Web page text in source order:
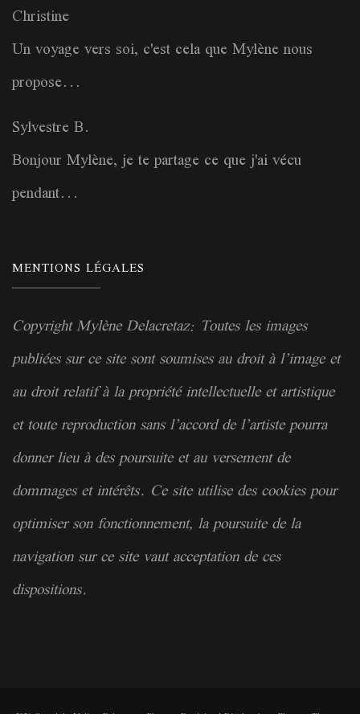
Christine
Un voyage vers soi, c'est cela que Mylène nous
propose...
Sylvestre B.
Bonjour Mylène, je te partage ce que j'ai vécu
pendant...
MENTIONS LÉGALES
Copyright Mylène Delacretaz: Toutes les images
publiées sur ce site sont soumises au droit à l’image et
au droit relatif à lapropriétéintellectuelle et artistique
et toute reproduction sans l’accord de l’artiste pourra
donner lieu à des poursuite et au versement de
dommages et intérêts. Ce site utilise des cookies pour
optimiser son fonctionnement, la poursuite de la
navigation sur ce site vaut acceptation de ces
dispositions.